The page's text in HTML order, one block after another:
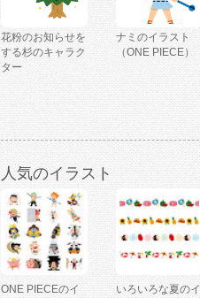
花粉のお知らせを
する杉のキャラク
ター
ナミのイラスト
（ONE PIECE）
人気のイラスト
ONE PIECEのイ
いろいろな夏のイ